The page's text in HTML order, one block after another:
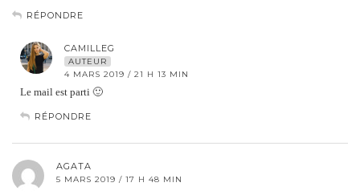
RÉPONDRE
CAMILLEG
AUTEUR
4 MARS 2019 / 21 H 13 MIN
Le mail est parti 🙂
RÉPONDRE
AGATA
5 MARS 2019 / 17 H 48 MIN